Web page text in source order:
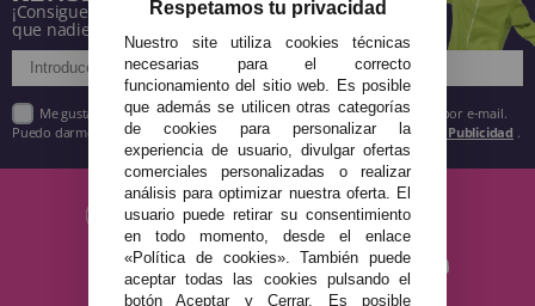
¡Consigue descuentos y entérate de todo antes
que nadie!
Me gustaría recibir descuentos exclusivos, novedades y tendencias por e-mail.
Puedo darme de baja cuando quiera según lo recogido en la Política de Publicidad .
Respetamos tu privacidad
Nuestro site utiliza cookies técnicas
necesarias para el correcto
funcionamiento del sitio web. Es posible
que además se utilicen otras categorías
de cookies para personalizar la
experiencia de usuario, divulgar ofertas
comerciales personalizadas o realizar
análisis para optimizar nuestra oferta. El
usuario puede retirar su consentimiento
en todo momento, desde el enlace
«Política de cookies». También puede
aceptar todas las cookies pulsando el
botón Aceptar y Cerrar. Es posible